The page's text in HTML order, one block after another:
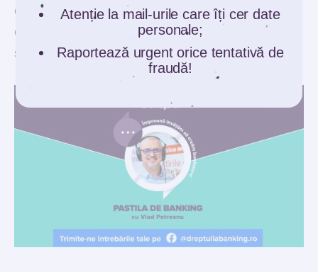
oportunitate și pregătire, iar asta ne ajută să
creștem și să diversificăm veniturile în viitor,
spune analistul financiar.
Atenție la mail-urile care îți cer date
personale;
Raportează urgent orice tentativă de
fraudă!